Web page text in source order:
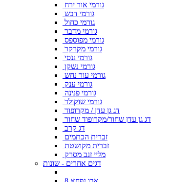
גורמי אור ירח
גורמי דבש
גורמי כחול
גורמי מדבר
גורמי מפוספס
גורמי מקרקר
גורמי ננסי
גורמי נשקן
גורמי עור נחש
גורמי ענק
גורמי פנינה
גורמי שוקולד
דג גן עדן / מקרופוד
דג גן עדן שחור/מקרופוד שחור
דג קרב
זברית הכתמים
זברית מקושטת
מליי זנב מסרק
דגים אחרים - שונות